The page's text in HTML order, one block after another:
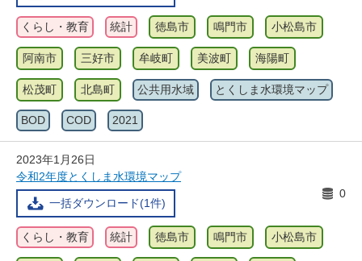
くらし・教育 統計 徳島市 鳴門市 小松島市
阿南市 三好市 牟岐町 美波町 海陽町
松茂町 北島町 公共用水域 とくしま水環境マップ
BOD COD 2021
2023年1月26日
令和2年度とくしま水環境マップ
一括ダウンロード(1件)
0
くらし・教育 統計 徳島市 鳴門市 小松島市